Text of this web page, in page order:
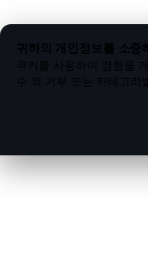
귀하의 개인정보를 소중
쿠키를 사용하여 경험을
수 외 거부 또는 카테고리